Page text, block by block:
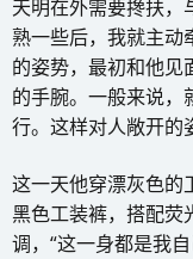
天明在外需要搀扶，
熟一些后，我就主动
的姿势，最初和他见
的手腕。一般来说，
行。这样对人敞开的
这一天他穿漂灰色的
黑色工装裤，搭配荧
调，“这一身都是我